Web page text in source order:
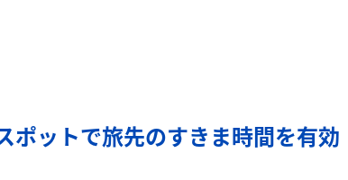
ポットで旅先のすきま時間を有効